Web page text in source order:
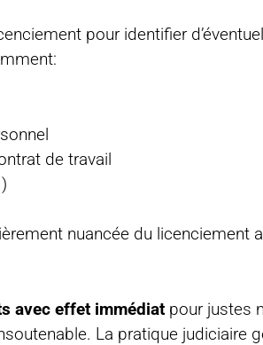
pour identifier
de travail
nuancée du licenciement
avec effet immédiat pour justes
La pratique judiciaire